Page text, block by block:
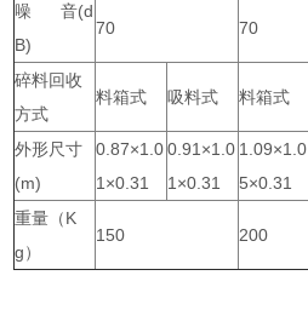
噪 音(d
B)
70 70
碎料回收
方式
料箱式 吸料式 料箱式
外形尺寸
(m)
0.87×1.0
1×0.31
0.91×1.0
1×0.31
1.09×1.0
5×0.31
重量（K
g）
150 200